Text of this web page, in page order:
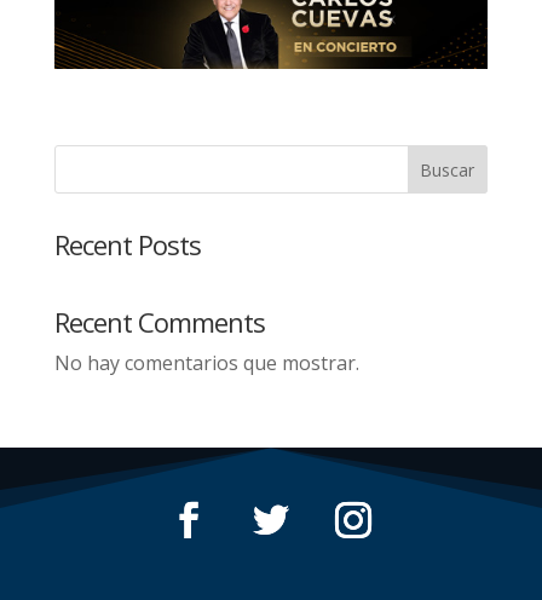
Buscar
Recent Posts
Recent Comments
No hay comentarios que mostrar.